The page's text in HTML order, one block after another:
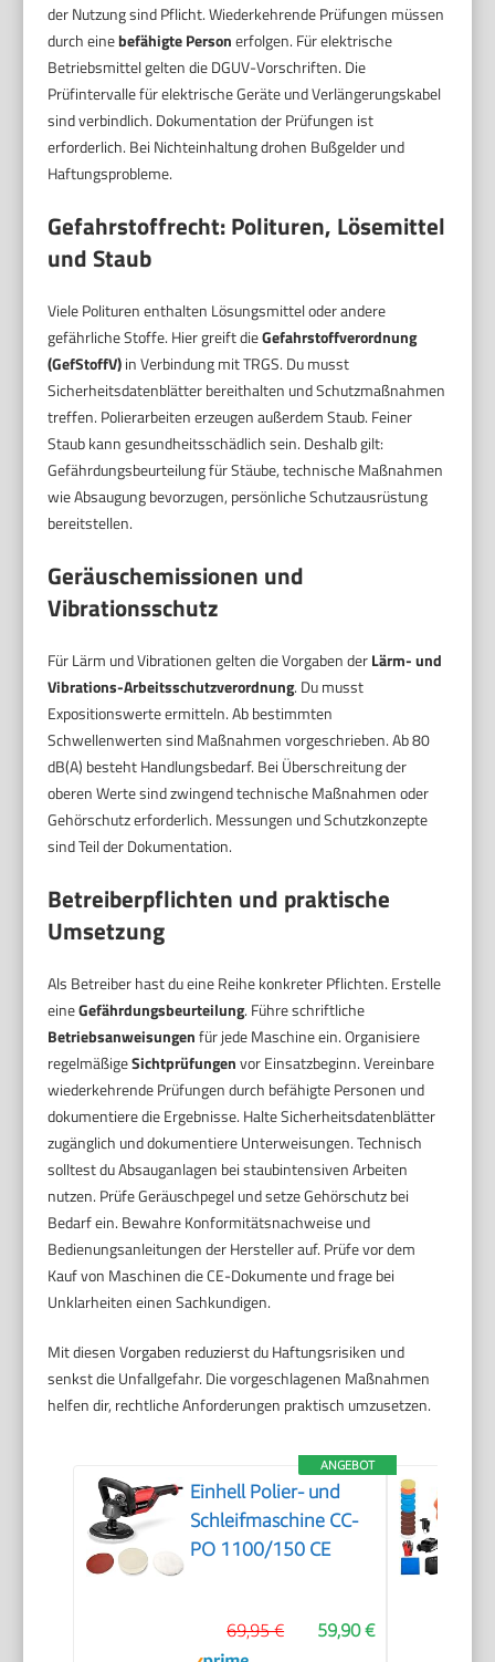
der Nutzung sind Pflicht. Wiederkehrende Prüfungen müssen
durch einebefähigte Personerfolgen. Für elektrische
Betriebsmittel gelten die DGUV-Vorschriften. Die
Prüfintervalle für elektrische Geräte und Verlängerungskabel
sind verbindlich. Dokumentation der Prüfungen ist
erforderlich. Bei Nichteinhaltung drohen Bußgelder und
Haftungsprobleme.
Gefahrstoffrecht: Polituren, Lösemittel
und Staub
Viele Polituren enthalten Lösungsmittel oder andere
gefährliche Stoffe. Hier greift dieGefahrstoffverordnung
(GefStoffV)in Verbindung mit TRGS. Du musst
Sicherheitsdatenblätter bereithalten und Schutzmaßnahmen
treffen. Polierarbeiten erzeugen außerdem Staub. Feiner
Staub kann gesundheitsschädlich sein. Deshalb gilt:
Gefährdungsbeurteilung für Stäube, technische Maßnahmen
wie Absaugung bevorzugen, persönliche Schutzausrüstung
bereitstellen.
Geräuschemissionen und
Vibrationsschutz
Für Lärm und Vibrationen gelten die Vorgaben derLärm- und
Vibrations-Arbeitsschutzverordnung. Du musst
Expositionswerte ermitteln. Ab bestimmten
Schwellenwerten sind Maßnahmen vorgeschrieben. Ab 80
dB(A) besteht Handlungsbedarf. Bei Überschreitung der
oberen Werte sind zwingend technische Maßnahmen oder
Gehörschutz erforderlich. Messungen und Schutzkonzepte
sind Teil der Dokumentation.
Betreiberpflichten und praktische
Umsetzung
Als Betreiber hast du eine Reihe konkreter Pflichten. Erstelle
eineGefährdungsbeurteilung. Führe schriftliche
Betriebsanweisungenfür jede Maschine ein. Organisiere
regelmäßigeSichtprüfungenvor Einsatzbeginn. Vereinbare
wiederkehrende Prüfungen durch befähigte Personen und
dokumentiere die Ergebnisse. Halte Sicherheitsdatenblätter
zugänglich und dokumentiere Unterweisungen. Technisch
solltest du Absauganlagen bei staubintensiven Arbeiten
nutzen. Prüfe Geräuschpegel und setze Gehörschutz bei
Bedarf ein. Bewahre Konformitätsnachweise und
Bedienungsanleitungen der Hersteller auf. Prüfe vor dem
Kauf von Maschinen die CE-Dokumente und frage bei
Unklarheiten einen Sachkundigen.
Mit diesen Vorgaben reduzierst du Haftungsrisiken und
senkst die Unfallgefahr. Die vorgeschlagenen Maßnahmen
helfen dir, rechtliche Anforderungen praktisch umzusetzen.
ANGEBOT
Einhell Polier- und
Schleifmaschine CC-
PO 1100/150 CE
59,90 €
69,95 €